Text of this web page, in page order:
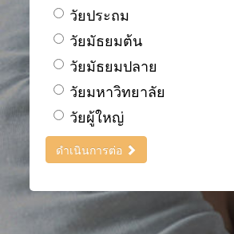
วัยประถม
วัยมัธยมต้น
วัยมัธยมปลาย
วัยมหาวิทยาลัย
วัยผู้ใหญ่
ดำเนินการต่อ